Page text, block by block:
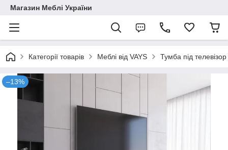
Магазин Меблі України
Категорії товарів Меблі від VAYS Тумба під
–13%